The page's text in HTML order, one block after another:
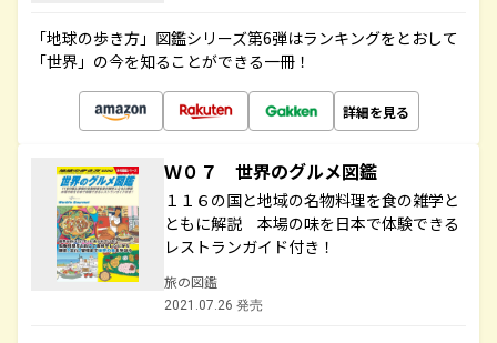
「地球の歩き方」図鑑シリーズ第6弾はランキングをとおして
「世界」の今を知ることができる一冊！
詳細を見る
Ｗ０７ 世界のグルメ図鑑
１１６の国と地域の名物料理を食の雑学と
ともに解説 本場の味を日本で体験できる
レストランガイド付き！
旅の図鑑
2021.07.26 発売